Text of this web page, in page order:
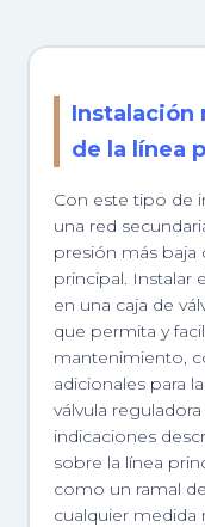
Instalación
de la línea
Con este tipo de
una red
presión más baja
principal. Instalar
en una caja de
que permita y
mantenimiento,
adicionales para
válvula
indicaciones
sobre la línea
como un ramal
cualquier medida